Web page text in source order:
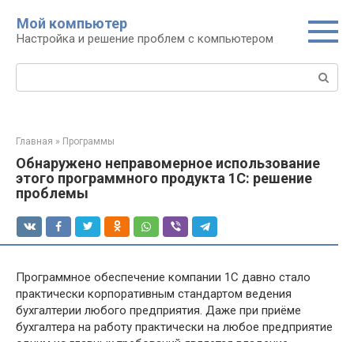
контенту
Мой компьютер
Настройка и решение проблем с компьютером
Поиск:
Главная » Программы
Обнаружено неправомерное использование
этого программного продукта 1С: решение
проблемы
Программное обеспечение компании 1С давно стало
практически корпоративным стандартом ведения
бухгалтерии любого предприятия. Даже при приёме
бухгалтера на работу практически на любое предприятие